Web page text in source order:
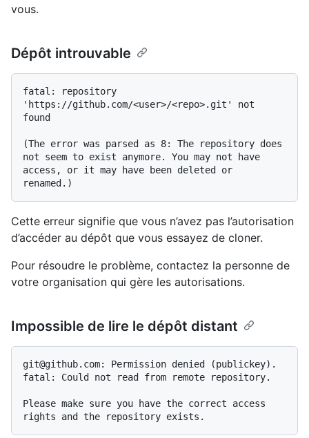
vous.
Dépôt introuvable
fatal: repository
'https://github.com/<user>/<repo>.git' not
found
(The error was parsed as 8: The repository does
not seem to exist anymore. You may not have
access, or it may have been deleted or
Cette erreur signifie que vous n’avez pas l’autorisation
d’accéder au dépôt que vous essayez de cloner.
Pour résoudre le problème, contactez la personne de
votre organisation qui gère les autorisations.
Impossible de lire le dépôt distant
git@github.com: Permission denied (publickey).
fatal: Could not read from remote repository.
Please make sure you have the correct access